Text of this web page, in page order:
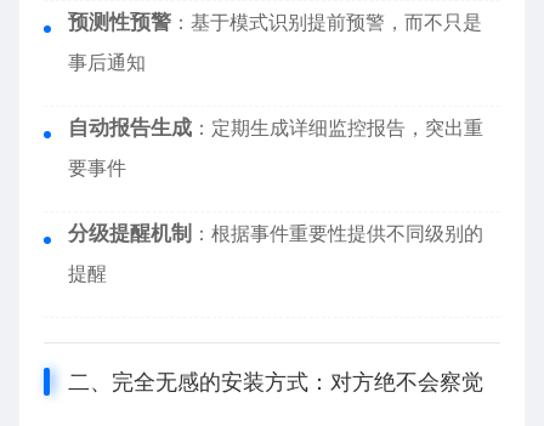
预测性预警 ：基于模式识别提前预警，而不只是
事后通知
自动报告生成 ：定期生成详细监控报告，突出重
要事件
分级提醒机制 ：根据事件重要性提供不同级别的
提醒
二、完全无感的安装方式：对方绝不会察觉